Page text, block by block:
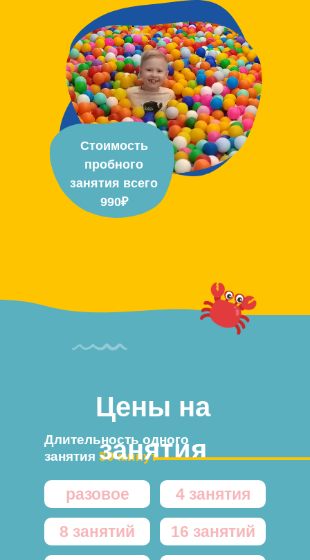
Стоимость
пробного
занятия всего
990₽
разовое 4 занятия
8 занятий 16 занятий
Длительность одного
занятия 30 минут
Цены на
занятия